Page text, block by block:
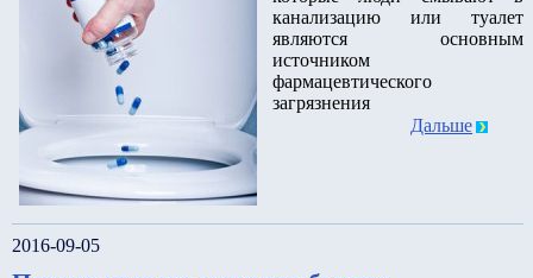
канализацию или туалет
являются основным
источником
фармацевтического
загрязнения
Дальше
2016-09-05